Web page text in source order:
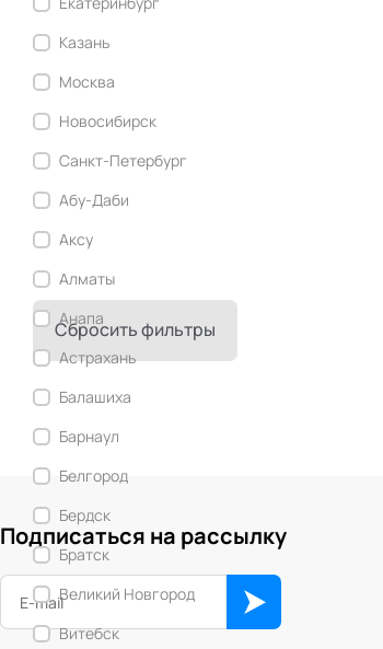
управления
Трансперсональная психология
Тьюторство
Фасилитация и модерация
Христианский коучинг
Цифровой профайлинг
Казань
Москва
Новосибирск
Санкт-Петербург
Абу-Даби
Аксу
Алматы
Анапа
Астрахань
Балашиха
Барнаул
Белгород
Бердск
Братск
Великий Новгород
Витебск
Сбросить фильтры
Подписаться на рассылку